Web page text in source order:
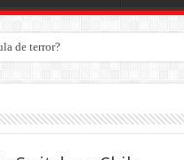
de terror?